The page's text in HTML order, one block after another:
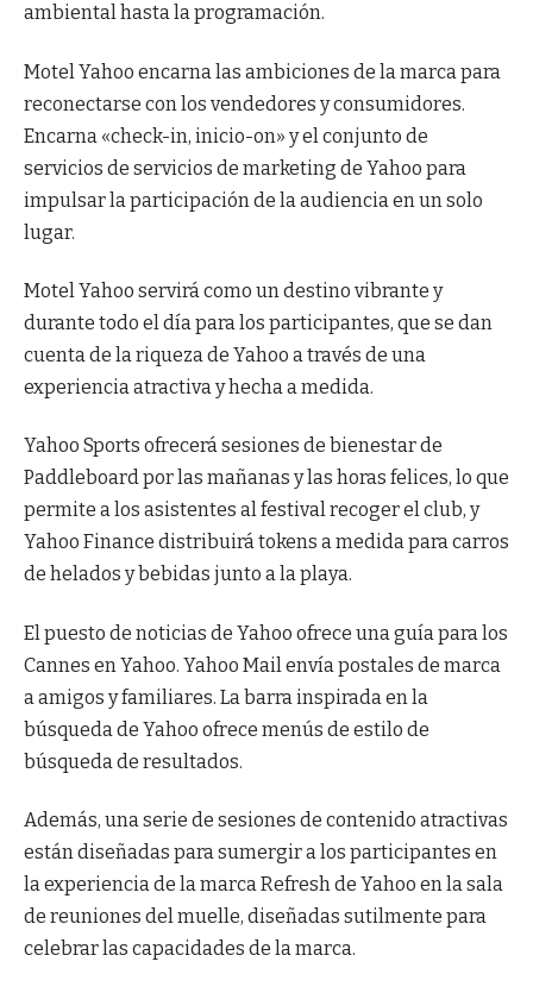
ambiental hasta la programación.
Motel Yahoo encarna las ambiciones de la marca para
reconectarse con los vendedores y consumidores.
Encarna «check-in, inicio-on» y el conjunto de
servicios de servicios de marketing de Yahoo para
impulsar la participación de la audiencia en un solo
lugar.
Motel Yahoo servirá como un destino vibrante y
durante todo el día para los participantes, que se dan
cuenta de la riqueza de Yahoo a través de una
experiencia atractiva y hecha a medida.
Yahoo Sports ofrecerá sesiones de bienestar de
Paddleboard por las mañanas y las horas felices, lo que
permite a los asistentes al festival recoger el club, y
Yahoo Finance distribuirá tokens a medida para carros
de helados y bebidas junto a la playa.
El puesto de noticias de Yahoo ofrece una guía para los
Cannes en Yahoo. Yahoo Mail envía postales de marca
a amigos y familiares. La barra inspirada en la
búsqueda de Yahoo ofrece menús de estilo de
búsqueda de resultados.
Además, una serie de sesiones de contenido atractivas
están diseñadas para sumergir a los participantes en
la experiencia de la marca Refresh de Yahoo en la sala
de reuniones del muelle, diseñadas sutilmente para
celebrar las capacidades de la marca.